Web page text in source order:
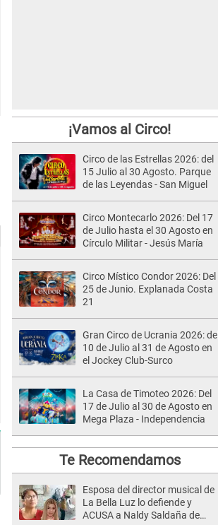
¡Vamos al Circo!
Circo de las Estrellas 2026: del
15 Julio al 30 Agosto. Parque
de las Leyendas - San Miguel
Circo Montecarlo 2026: Del 17
de Julio hasta el 30 Agosto en
Círculo Militar - Jesús María
Circo Místico Condor 2026: Del
25 de Junio. Explanada Costa
21
Gran Circo de Ucrania 2026: del
10 de Julio al 31 de Agosto en
el Jockey Club-Surco
La Casa de Timoteo 2026: Del
17 de Julio al 30 de Agosto en
Mega Plaza - Independencia
Te Recomendamos
Esposa del director musical de
La Bella Luz lo defiende y
ACUSA a Naldy Saldaña de